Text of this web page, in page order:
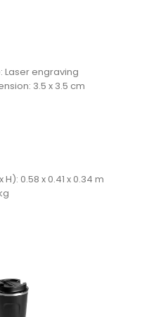
Laser engraving
3.5 x 3.5 cm
0.58 x 0.41 x 0.34 m